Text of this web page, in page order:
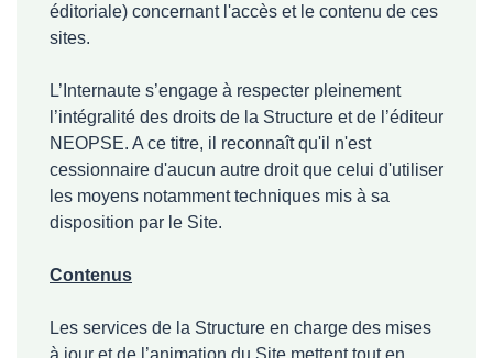
éditoriale) concernant l'accès et le contenu de ces
sites.
L’Internaute s’engage à respecter pleinement
l’intégralité des droits de la Structure et de l’éditeur
NEOPSE. A ce titre, il reconnaît qu'il n'est
cessionnaire d'aucun autre droit que celui d'utiliser
les moyens notamment techniques mis à sa
disposition par le Site.
Contenus
Les services de la Structure en charge des mises
à jour et de l’animation du Site mettent tout en